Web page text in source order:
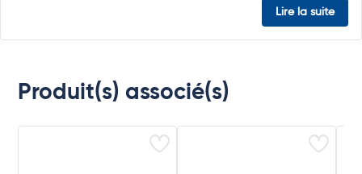
Lire la suite
Produit(s) associé(s)